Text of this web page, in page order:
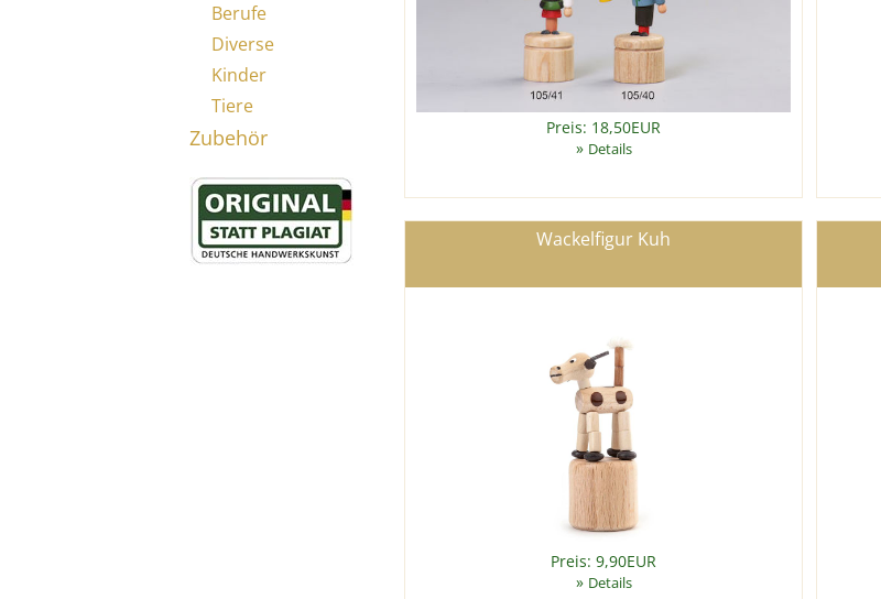
Berufe
Diverse
Kinder
Tiere
Zubehör
Preis: 18,50EUR
» Details
Wackelfigur Kuh
Preis: 9,90EUR
» Details